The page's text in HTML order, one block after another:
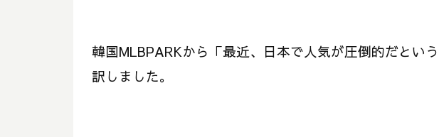
韓国MLBPARKから「最近、日本で人気が圧倒的だとい
訳しました。